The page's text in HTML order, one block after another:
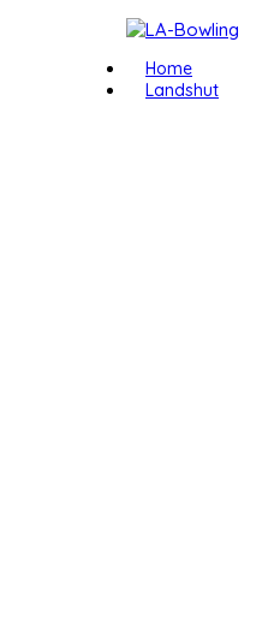
Home
Landshut